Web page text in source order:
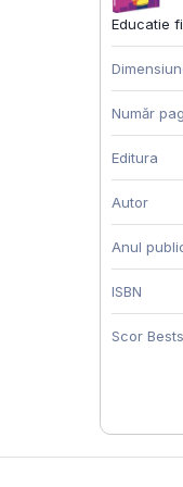
Educatie
Număr
Editura
Autor
Anul
ISBN
Scor